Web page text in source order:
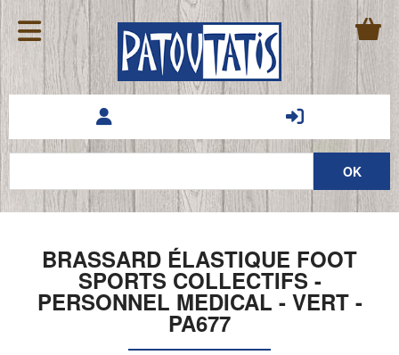
BRASSARD ÉLASTIQUE FOOT
SPORTS COLLECTIFS -
PERSONNEL MEDICAL - VERT -
PA677